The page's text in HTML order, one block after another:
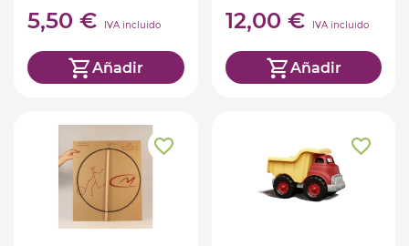
5,50 € IVA incluido
Añadir
12,00 € IVA incluido
Añadir